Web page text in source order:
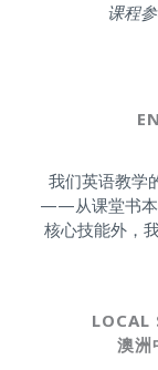
课程
我们英语教学
——从课堂书本
核心技能外，
LOCAL
澳洲